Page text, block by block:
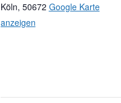
Köln, 50672 Google Karte
anzeigen